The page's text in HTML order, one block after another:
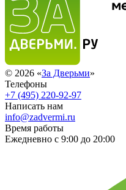
© 2026 «За Дверьми»
Телефоны
+7 (495) 220-92-97
Написать нам
info@zadvermi.ru
Время работы
Ежедневно с 9:00 до 20:00